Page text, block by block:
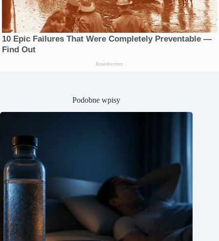
Podobne wpisy